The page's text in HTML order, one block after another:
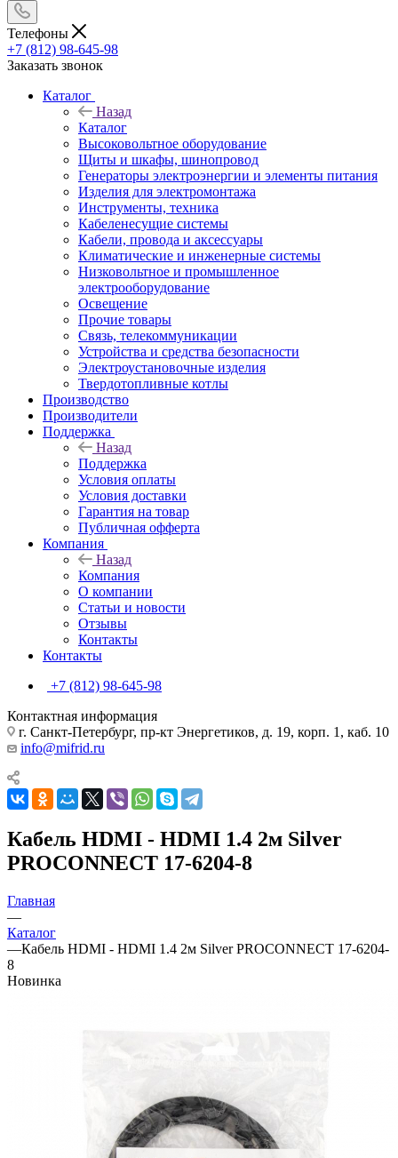
Телефоны
+7 (812) 98-645-98
Заказать звонок
Каталог
Назад
Каталог
Высоковольтное оборудование
Щиты и шкафы, шинопровод
Генераторы электроэнергии и элементы питания
Изделия для электромонтажа
Инструменты, техника
Кабеленесущие системы
Кабели, провода и аксессуары
Климатические и инженерные системы
Низковольтное и промышленное
электрооборудование
Освещение
Прочие товары
Связь, телекоммуникации
Устройства и средства безопасности
Электроустановочные изделия
Твердотопливные котлы
Производство
Производители
Поддержка
Назад
Поддержка
Условия оплаты
Условия доставки
Гарантия на товар
Публичная офферта
Компания
Назад
Компания
О компании
Статьи и новости
Отзывы
Контакты
Контакты
+7 (812) 98-645-98
Контактная информация
г. Санкт-Петербург, пр-кт Энергетиков, д. 19, корп. 1, каб. 10
info@mifrid.ru
Кабель HDMI - HDMI 1.4 2м Silver
PROCONNECT 17-6204-8
Главная
—
Каталог
—Кабель HDMI - HDMI 1.4 2м Silver PROCONNECT 17-6204-
8
Новинка